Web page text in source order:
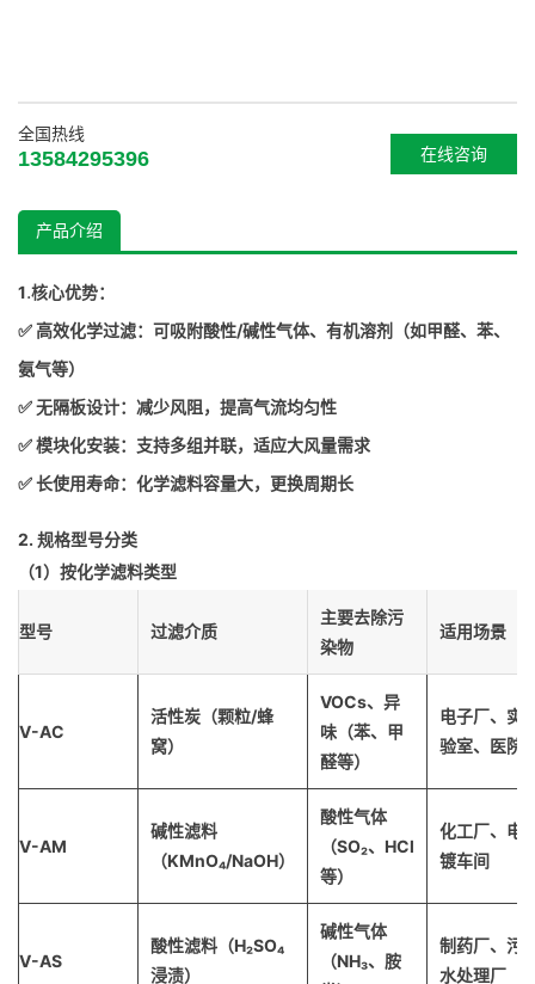
在线咨询
全国热线
13584295396
产品介绍
1.核心优势：
✅ 高效化学过滤：可吸附酸性/碱性气体、有机溶剂（如甲醛、苯、
氨气等）
✅ 无隔板设计：减少风阻，提高气流均匀性
✅ 模块化安装：支持多组并联，适应大风量需求
✅ 长使用寿命：化学滤料容量大，更换周期长
2. 规格型号分类
（1）按化学滤料类型
型号 过滤介质
主要去除污
染物
适用场景
V-AC
活性炭（颗粒/蜂
窝）
VOCs、异
味（苯、甲
醛等）
电子厂、实
验室、医院
V-AM
碱性滤料
（KMnO₄/NaOH）
酸性气体
（SO₂、HCl
等）
化工厂、电
镀车间
V-AS
酸性滤料（H₂SO₄
浸渍）
碱性气体
（NH₃、胺
制药厂、污
水处理厂